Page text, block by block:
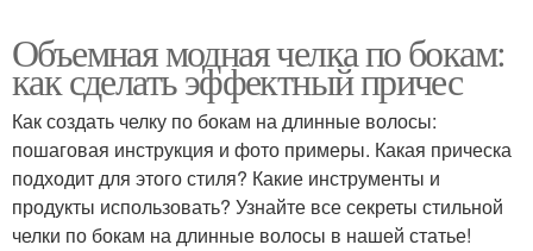
Объемная модная челка по бокам:
как сделать эффектный причес
Как создать челку по бокам на длинные волосы:
пошаговая инструкция и фото примеры. Какая прическа
подходит для этого стиля? Какие инструменты и
продукты использовать? Узнайте все секреты стильной
челки по бокам на длинные волосы в нашей статье!